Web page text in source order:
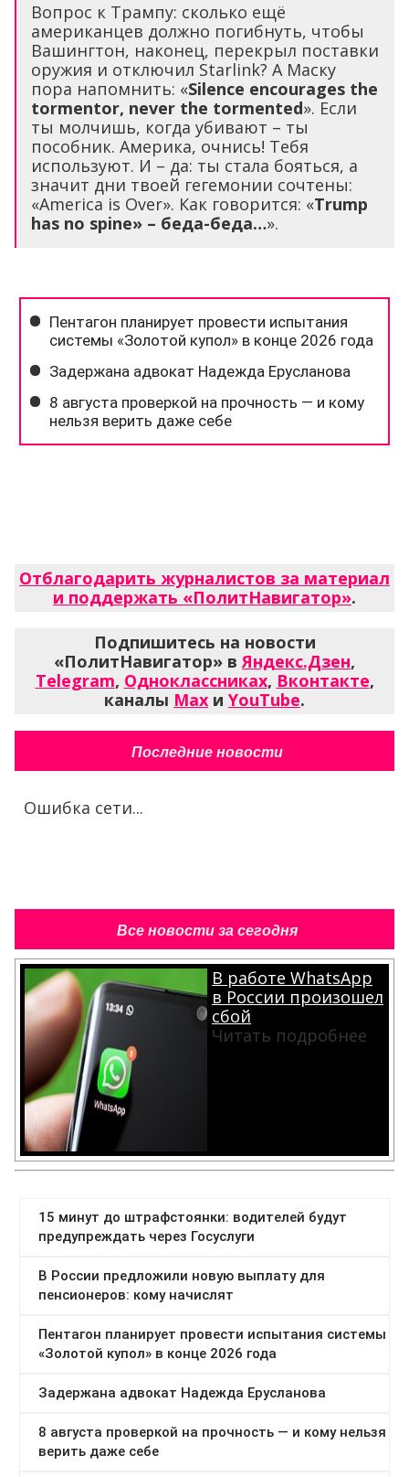
Вопрос к Трампу: сколько ещё
американцев должно погибнуть, чтобы
Вашингтон, наконец, перекрыл поставки
оружия и отключил Starlink? А Маску
пора напомнить: «Silence encourages the
tormentor, never the tormented». Если
ты молчишь, когда убивают – ты
пособник. Америка, очнись! Тебя
используют. И – да: ты стала бояться, а
значит дни твоей гегемонии сочтены:
«America is Over». Как говорится: «Trump
has no spine» – беда-беда…».
Отблагодарить журналистов за материал
и поддержать «ПолитНавигатор».
Подпишитесь на новости
«ПолитНавигатор» вЯндекс.Дзен,
Telegram, Одноклассниках, Вконтакте,
каналы Max и YouTube.
Последние новости
Ошибка сети...
Все новости за сегодня
В работе WhatsApp
в России произошел
сбой
Читать подробнее